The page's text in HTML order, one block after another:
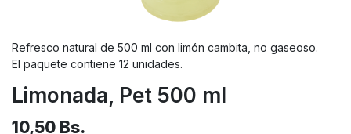
Refresco natural de 500 ml con limón cambita, no gaseoso.
El paquete contiene 12 unidades.
Limonada, Pet 500 ml
10,50 Bs.